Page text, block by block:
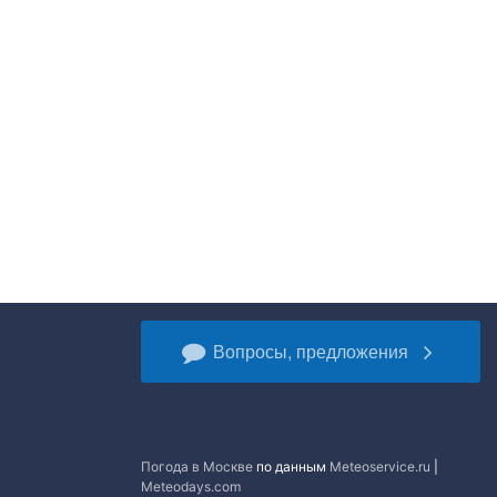
Вопросы, предложения
Погода в Москве по данным Meteoservice.ru
Meteodays.com